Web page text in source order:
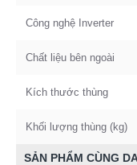
Công nghệ Inverter
Chất liệu bên ngoài
Kích thước thùng
Khối lượng thùng (kg)
SẢN PHẨM CÙNG